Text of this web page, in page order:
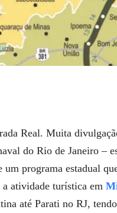
Real. Muita
do Rio de Janeiro –
programa estadual
atividade turística em
até Parati no RJ,